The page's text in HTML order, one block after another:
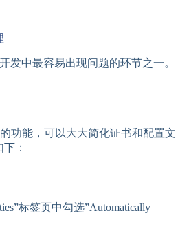
发中最容易出现问题的环节之一。
功能，可以大大简化证书和配置文
：
标签页中勾选”Automatically